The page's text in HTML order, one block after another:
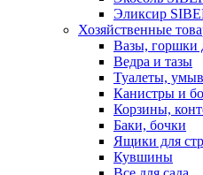
Эликсир
Хозяйственные
Вазы, горшки
Ведра и тазы
Туалеты,
Канистры и
Корзины,
Баки, бочки
Ящики для
Кувшины